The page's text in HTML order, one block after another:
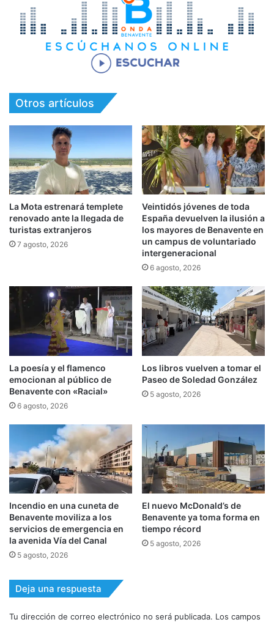
Otros artículos
La Mota estrenará templete
renovado ante la llegada de
turistas extranjeros
7 agosto, 2026
Veintidós jóvenes de toda
España devuelven la ilusión a
los mayores de Benavente en
un campus de voluntariado
intergeneracional
6 agosto, 2026
La poesía y el flamenco
emocionan al público de
Benavente con «Racial»
6 agosto, 2026
Los libros vuelven a tomar el
Paseo de Soledad González
5 agosto, 2026
Incendio en una cuneta de
Benavente moviliza a los
servicios de emergencia en
la avenida Vía del Canal
5 agosto, 2026
El nuevo McDonald’s de
Benavente ya toma forma en
tiempo récord
5 agosto, 2026
Deja una respuesta
Tu dirección de correo electrónico no será publicada. Los campos